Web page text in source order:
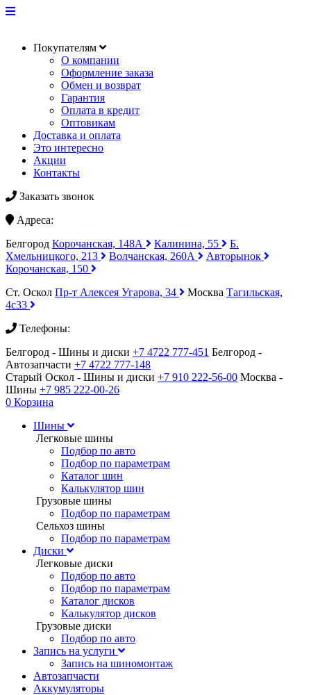
Покупателям
О компании
Оформление заказа
Обмен и возврат
Гарантия
Оплата в кредит
Оптовикам
Доставка и оплата
Это интересно
Акции
Контакты
Заказать звонок
Адреса:
Белгород Корочанская, 148А Калинина, 55
Б.
Хмельницкого, 213
Волчанская, 260А
Авторынок
Корочанская, 150
Ст. Оскол Пр-т Алексея Угарова, 34 Москва Тагильская,
4с33
Телефоны:
Белгород - Шины и диски +7 4722 777-451 Белгород -
Автозапчасти +7 4722 777-148
Старый Оскол - Шины и диски +7 910 222-56-00 Москва -
Шины +7 985 222-00-26
0 Корзина
Шины
Легковые шины
Подбор по авто
Подбор по параметрам
Каталог шин
Калькулятор шин
Грузовые шины
Подбор по параметрам
Сельхоз шины
Подбор по параметрам
Диски
Легковые диски
Подбор по авто
Подбор по параметрам
Каталог дисков
Калькулятор дисков
Грузовые диски
Подбор по авто
Запись на услуги
Запись на шиномонтаж
Автозапчасти
Аккумуляторы